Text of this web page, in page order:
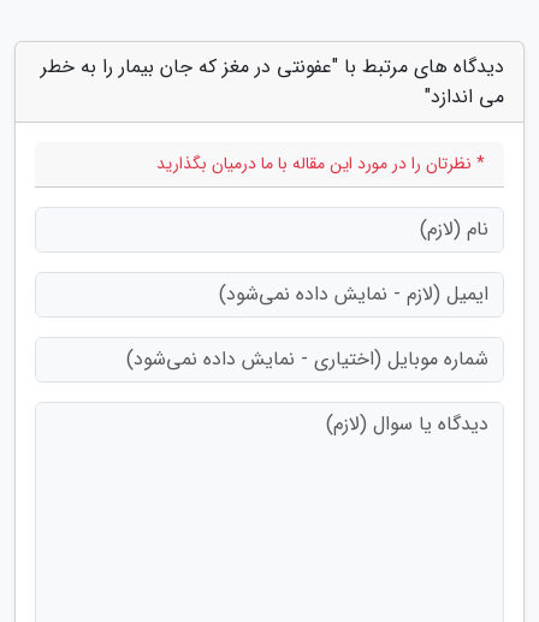
دیدگاه های مرتبط با "عفونتی در مغز که جان بیمار را به خطر
می اندازد"
* نظرتان را در مورد این مقاله با ما درمیان بگذارید